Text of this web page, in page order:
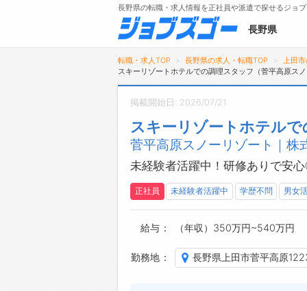
トップ
詳細情報で求人を探す
【初めての方へ】
長野県の求人検索で選ばれる理由
長野県の転職・求人情報を正社員や派遣で探せるジョ
長野県
転職・求人TOP 長野県の求人・転職TOP
上田
スキーリゾートホテルでの調理スタッフ（菅平高原ス
掲載開始日: 2026/07/21
スキーリゾートホテル
菅平高原スノーリゾート｜株
未経験者活躍中！研修ありで安
正社員 未経験者活躍中 学歴不問 男女
給与 （年収）350万円~540万円
勤務地 長野県上田市菅平高原